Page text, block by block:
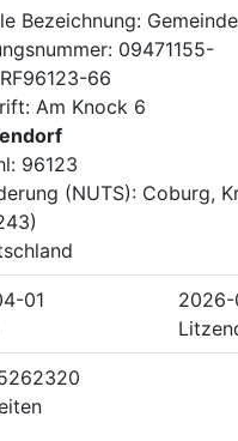
Bezeichnung: Gemeinde
09471155-
66
Am Knock 6
96123
(NUTS): Coburg,
01
2026-